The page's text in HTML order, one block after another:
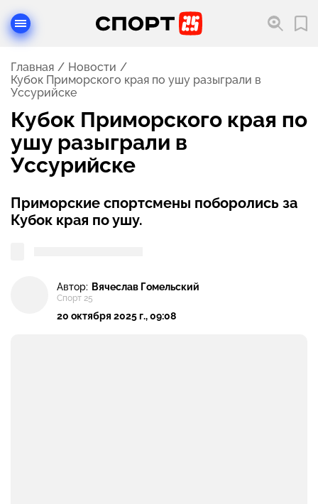
Главная
Новости
Кубок Приморского края по ушу разыграли в
Уссурийске
Кубок Приморского края по
ушу разыграли в
Уссурийске
Приморские спортсмены поборолись за
Кубок края по ушу.
Автор: Вячеслав Гомельский
Спорт 25
20 октября 2025 г., 09:08